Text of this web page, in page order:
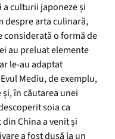
a culturii japoneze și
despre arta culinară,
considerată o formă de
au preluat elemente
le-au adaptat
Mediu, de exemplu,
în căutarea unei
soia ca
China a venit și
a fost dusă la un